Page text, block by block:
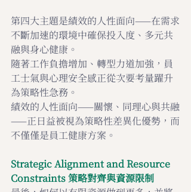
第四大主題是績效的人性面向——在需求
不斷加速的環境中確保投入度、多元共
融與身心健康。
隨著工作負擔增加、轉型力道加強，員
工士氣與心理安全感正從次要考量躍升
為策略性急務。
績效的人性面向——關懷、同理心與共融
——正日益被視為策略性差異化優勢，而
不僅僅是員工健康方案。
Strategic Alignment and Resource
Constraints 策略對齊與資源限制